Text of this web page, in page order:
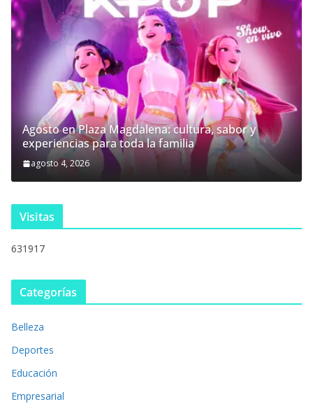
Agosto en Plaza Magdalena: cultura, sabor y
experiencias para toda la familia
agosto 4, 2026
Visitas
631917
Categorías
Belleza
Deportes
Educación
Empresarial